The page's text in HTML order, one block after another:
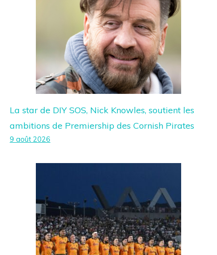
La star de DIY SOS, Nick Knowles, soutient les
ambitions de Premiership des Cornish Pirates
9 août 2026